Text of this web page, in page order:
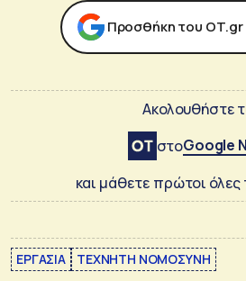
Προσθήκη του ΟΤ.gr
Ακολουθήστε
στοGoogle
και μάθετε πρώτοι όλες
ΕΡΓΑΣΙΑ ΤΕΧΝΗΤΗ ΝΟΜΟΣΥΝΗ